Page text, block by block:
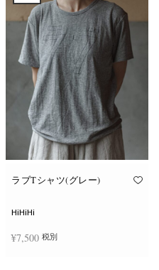
ら
選
択
で
き
ま
す
に
は
複
数
の
バ
リ
エ
ー
シ
ョ
ン
が
あ
り
ま
オ
ラブTシャツ(グレー)
HiHiHi
¥7,500 税別